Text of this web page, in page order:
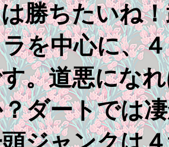
勝ちたいね
を中心に、
。道悪にな
ダートでは